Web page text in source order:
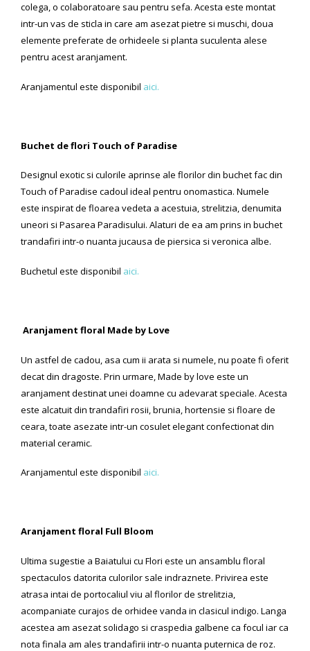
colega, o colaboratoare sau pentru sefa. Acesta este montat
intr-un vas de sticla in care am asezat pietre si muschi, doua
elemente preferate de orhideele si planta suculenta alese
pentru acest aranjament.
Aranjamentul este disponibil aici.
Buchet de flori Touch of Paradise
Designul exotic si culorile aprinse ale florilor din buchet fac din
Touch of Paradise cadoul ideal pentru onomastica. Numele
este inspirat de floarea vedeta a acestuia, strelitzia, denumita
uneori si Pasarea Paradisului. Alaturi de ea am prins in buchet
trandafiri intr-o nuanta jucausa de piersica si veronica albe.
Buchetul este disponibil aici.
Aranjament floral Made by Love
Un astfel de cadou, asa cum ii arata si numele, nu poate fi oferit
decat din dragoste. Prin urmare, Made by love este un
aranjament destinat unei doamne cu adevarat speciale. Acesta
este alcatuit din trandafiri rosii, brunia, hortensie si floare de
ceara, toate asezate intr-un cosulet elegant confectionat din
material ceramic.
Aranjamentul este disponibil aici.
Aranjament floral Full Bloom
Ultima sugestie a Baiatului cu Flori este un ansamblu floral
spectaculos datorita culorilor sale indraznete. Privirea este
atrasa intai de portocaliul viu al florilor de strelitzia,
acompaniate curajos de orhidee vanda in clasicul indigo. Langa
acestea am asezat solidago si craspedia galbene ca focul iar ca
nota finala am ales trandafirii intr-o nuanta puternica de roz.